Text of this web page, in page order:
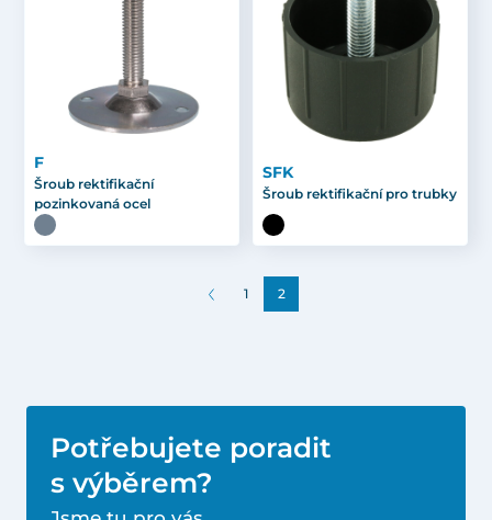
F
Šroub rektifikační
pozinkovaná ocel
SFK
Šroub rektifikační pro trubky
1 2
Potřebujete poradit
s výběrem?